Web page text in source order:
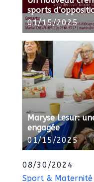
sports
01/15/2025
Maryse Lesur:
engagée
01/15/2025
08/30/2024
Sport & Maternité